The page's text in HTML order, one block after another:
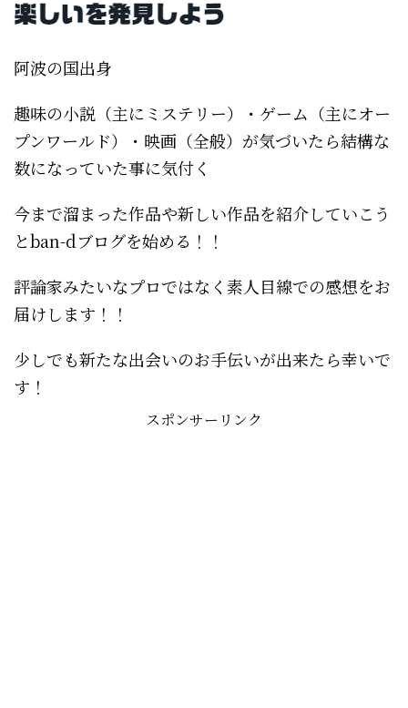
阿波の国出身
趣味の小説（主にミステリー）・ゲーム（主にオー
プンワールド）・映画（全般）が気づいたら結構な
数になっていた事に気付く
今まで溜まった作品や新しい作品を紹介していこう
とban-dブログを始める！！
評論家みたいなプロではなく素人目線での感想をお
届けします！！
少しでも新たな出会いのお手伝いが出来たら幸いで
す！
スポンサーリンク